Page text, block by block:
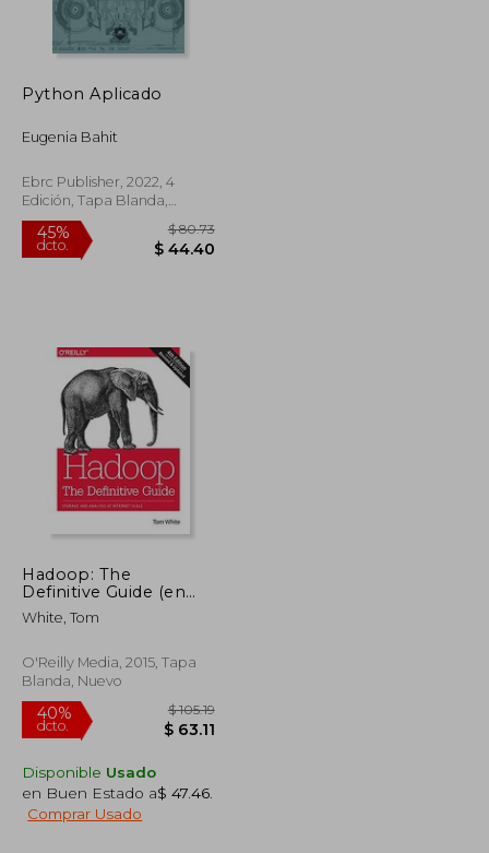
$ 48.16
$ 26.49
Python Aplicado
Eugenia Bahit
Ebrc Publisher, 2022, 4
Edición, Tapa Blanda,
Nuevo
45%
dcto.
Hadoop: The
Definitive Guide (en
Inglés)
White, Tom
O'Reilly Media, 2015, Tapa
Blanda, Nuevo
Disponible Usado
en Buen Estado a$ 47.46
Comprar Usado